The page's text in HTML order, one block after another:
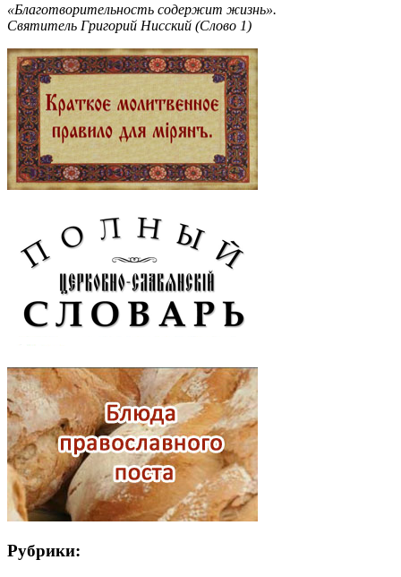
«Благотворительность содержит жизнь».
Святитель Григорий Нисский (Слово 1)
Рубрики: